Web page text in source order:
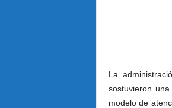
La
sostuvieron
modelo de